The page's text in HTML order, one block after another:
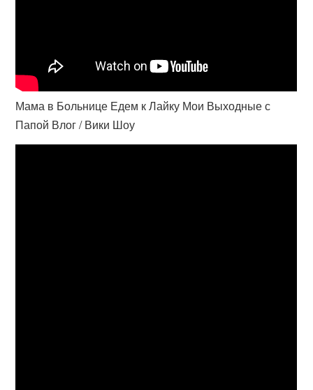
Мама в Больнице Едем к Лайку Мои Выходные с
Папой Влог / Вики Шоу